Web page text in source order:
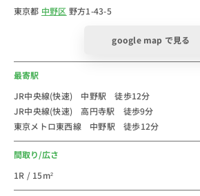
＜物件の特徴＞
です。（法人のお客様はお部屋をまと
メ）
中野駅と高円寺駅どちらからでも歩い
お部屋はシンプルな作りですが、窓が
明るく感じられるお部屋ばかりです。
また、中野駅と高円寺駅ともにとても
で、ぜひ、休みごとに遊びに行って
気軽にウィークリー・マンスリーマン
られる物件です！
東京都 中野区 野方1-43-5
google map で見る
最寄駅
JR中央線(快速) 中野駅 徒歩12分
JR中央線(快速) 高円寺駅 徒歩9分
東京メトロ東西線 中野駅 徒歩12分
間取り/広さ
1R / 15m²